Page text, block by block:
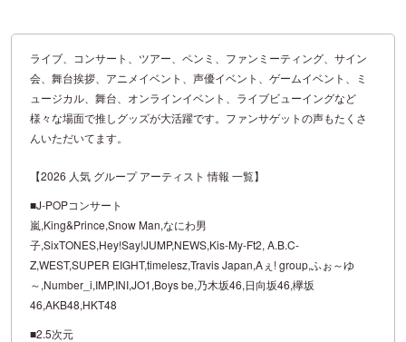
ライブ、コンサート、ツアー、ペンミ、ファンミーティング、サイン
会、舞台挨拶、アニメイベント、声優イベント、ゲームイベント、ミ
ュージカル、舞台、オンラインイベント、ライブビューイングなど
様々な場面で推しグッズが大活躍です。ファンサゲットの声もたくさ
んいただいてます。
【2026 人気 グループ アーティスト 情報 一覧】
■J-POPコンサート
嵐,King&Prince,Snow Man,なにわ男
子,SixTONES,Hey!Say!JUMP,NEWS,Kis-My-Ft2, A.B.C-
Z,WEST,SUPER EIGHT,timelesz,Travis Japan,Aぇ! group,ふぉ～ゆ
～,Number_i,IMP,INI,JO1,Boys be,乃木坂46,日向坂46,欅坂
46,AKB48,HKT48
■2.5次元